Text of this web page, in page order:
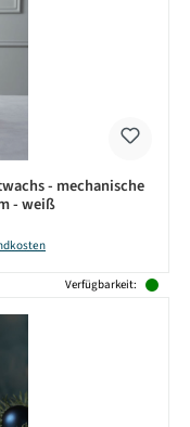
- mechanische
- weiß
Verfügbarkeit: